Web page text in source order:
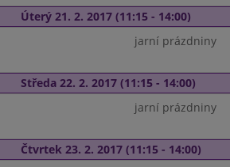
Úterý 21. 2. 2017 (11:15 - 14:00)
jarní prázdniny
Středa 22. 2. 2017 (11:15 - 14:00)
jarní prázdniny
Čtvrtek 23. 2. 2017 (11:15 - 14:00)